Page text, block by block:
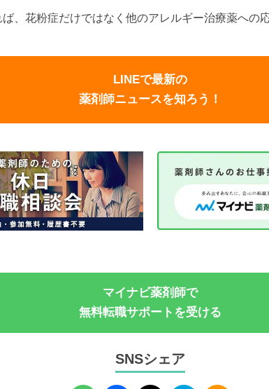
、花粉症だけではなく他のアレルギー治療薬への
LINEで最新の
薬剤師ニュースを知ろう！
マイナビ薬剤師で
無料転職サポートを受ける
SNSシェア